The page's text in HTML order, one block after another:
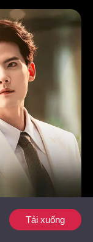
Tải xuống